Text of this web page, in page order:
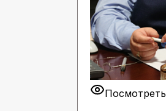
Посмотреть